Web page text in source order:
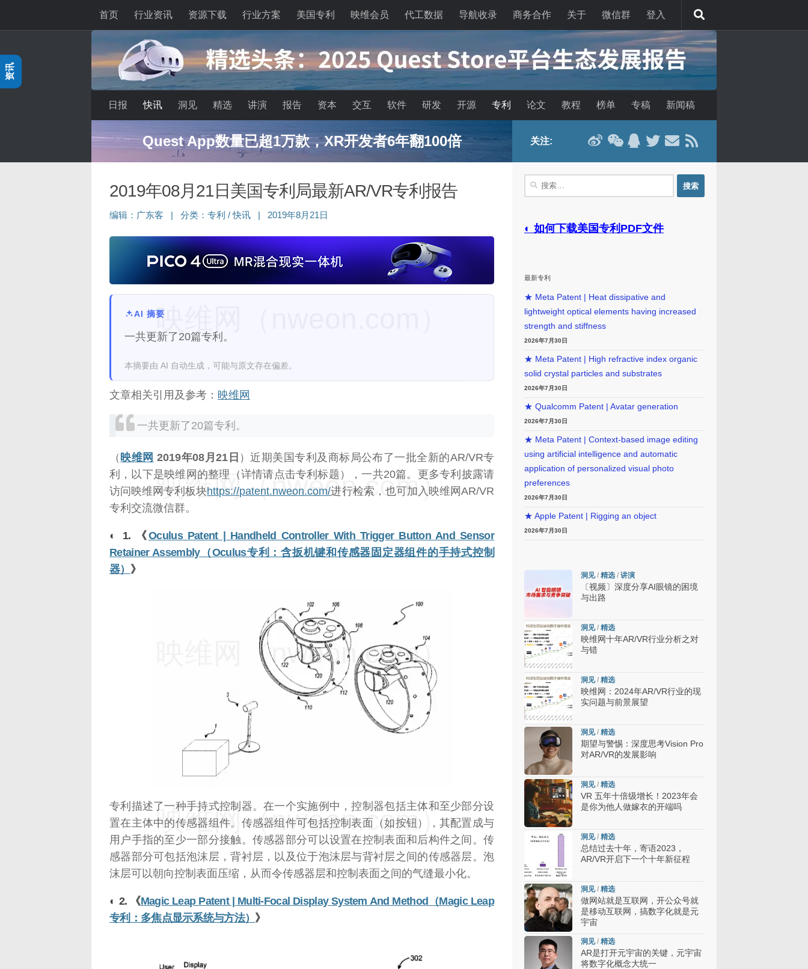
首页 行业资讯 资源下载 行业方案 美国专利 映维会员 代工数据 导航收录 商务合作 关于 微信群 登入
日报 快讯 洞见 精选 讲演 报告 资本 交互 软件 研发 开源 专利 论文 教程 榜单 专稿 新闻稿
Quest App数量已超1万款，XR开发者6年翻100倍
2019年08月21日美国专利局最新AR/VR专利报告
编辑： 广东客 分类： 专利 /快讯 2019年8月21日
AI 摘要
一共更新了20篇专利。
本摘要由 AI 自动生成，可能与原文存在偏差。
文章相关引用及参考： 映维网
一共更新了20篇专利。
（ 映维网 2019年08月21日 ）近期美国专利及商标局公布了一批全新的AR/VR专
利，以下是映维网的整理（详情请点击专利标题），一共20篇。更多专利披露请
访问映维网专利板块https://patent.nweon.com/进行检索，也可加入映维网AR/VR
专利交流微信群。
◐ 1. 《Oculus Patent | Handheld Controller With Trigger Button And Sensor
Retainer Assembly（Oculus专利：含扳机键和传感器固定器组件的手持式控制
器） 》
专利描述了一种手持式控制器。在一个实施例中，控制器包括主体和至少部分设
置在主体中的传感器组件。传感器组件可包括控制表面（如按钮），其配置成与
用户手指的至少一部分接触。传感器部分可以设置在控制表面和后构件之间。传
感器部分可包括泡沫层，背衬层，以及位于泡沫层与背衬层之间的传感器层。泡
沫层可以朝向控制表面压缩，从而令传感器层和控制表面之间的气缝最小化。
◐ 2. 《Magic Leap Patent | Multi-Focal Display System And Method（Magic Leap
专利：多焦点显示系统与方法） 》
映维网（nweon.com）
映维网（nweon.com）
映维网（nweon.com）
映维网（nweon.com）
关注:
搜
索：
◐ 如何下载美国专利PDF文件
最新专利
★ Meta Patent | Heat dissipative and
lightweight optical elements having increased
strength and stiffness
2026年7月30日
★ Meta Patent | High refractive index organic
solid crystal particles and substrates
2026年7月30日
★ Qualcomm Patent | Avatar generation
2026年7月30日
★ Meta Patent | Context-based image editing
using artificial intelligence and automatic
application of personalized visual photo
preferences
2026年7月30日
★ Apple Patent | Rigging an object
2026年7月30日
洞见/ 精选 / 讲演
〔视频〕深度分享AI眼镜的困境
与出路
洞见/ 精选
映维网十年AR/VR行业分析之对
与错
洞见/ 精选
映维网：2024年AR/VR行业的现
实问题与前景展望
洞见/ 精选
期望与警惕：深度思考Vision Pro
对AR/VR的发展影响
洞见/ 精选
VR 五年十倍级增长！2023年会
是你为他人做嫁衣的开端吗
洞见/ 精选
总结过去十年，寄语2023，
AR/VR开启下一个十年新征程
洞见/ 精选
做网站就是互联网，开公众号就
是移动互联网，搞数字化就是元
宇宙
洞见/ 精选
AR是打开元宇宙的关键，元宇宙
将数字化概念大统一
资讯